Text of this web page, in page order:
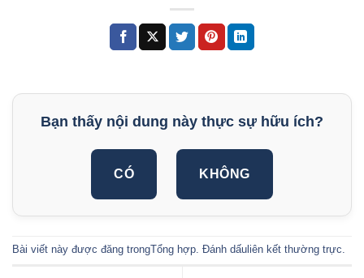
Bạn thấy nội dung này thực sự hữu ích?
CÓ KHÔNG
Bài viết này được đăng trongTổng hợp. Đánh dấu liên kết thường trực.